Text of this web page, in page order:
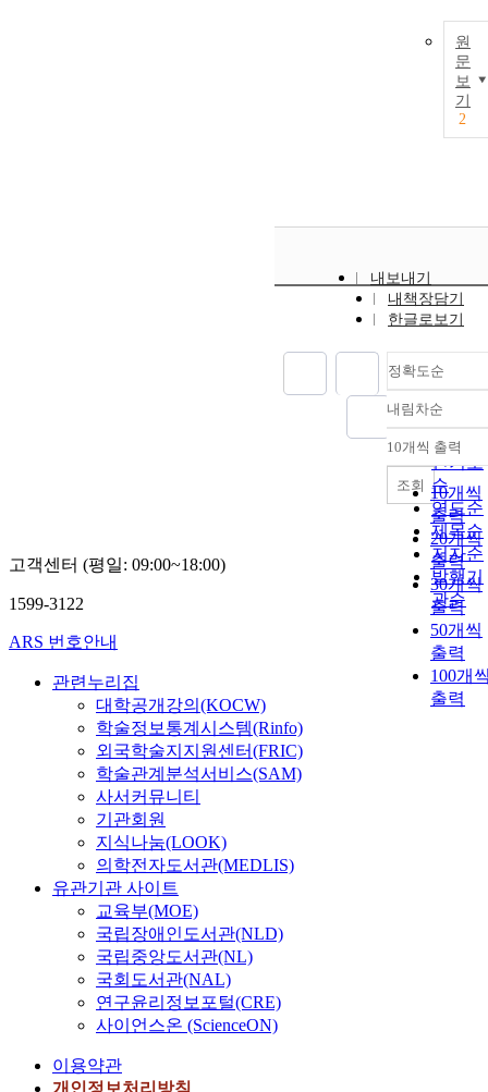
원
문
보
기
2
내보내기
내책장담기
한글로보기
정확도순
정확도
순
인기도
순
연도순
제목순
저자순
발행기
관순
내림차순
내림차
10개씩 출력
10개씩
출력
20개씩
출력
30개씩
출력
50개씩
출력
100개
출력
조회
고객센터 (평일: 09:00~18:00)
1599-3122
ARS 번호안내
관련누리집
대학공개강의(KOCW)
학술정보통계시스템(Rinfo)
외국학술지지원센터(FRIC)
학술관계분석서비스(SAM)
사서커뮤니티
기관회원
지식나눔(LOOK)
의학전자도서관(MEDLIS)
유관기관 사이트
교육부(MOE)
국립장애인도서관(NLD)
국립중앙도서관(NL)
국회도서관(NAL)
연구윤리정보포털(CRE)
사이언스온 (ScienceON)
이용약관